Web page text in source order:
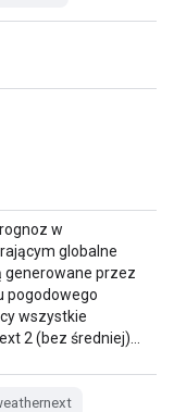
w
globalne
generowane przez
pogodowego
wszystkie
2 (bez średniej)…